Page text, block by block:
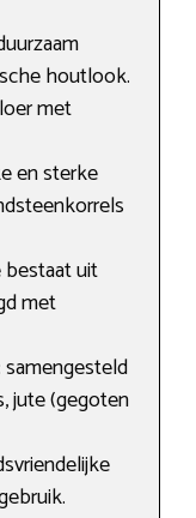
houtlook.
met
en sterke
uit
met
jute (gegoten